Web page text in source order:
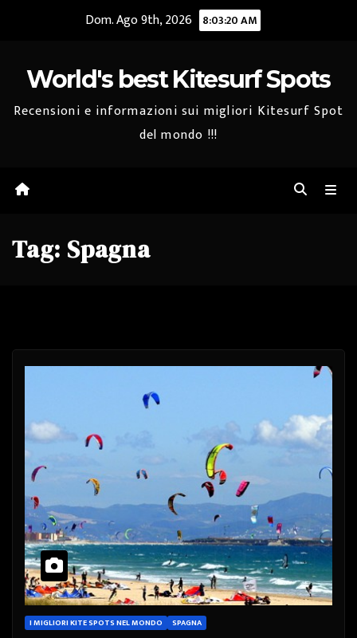
Dom. Ago 9th, 2026 8:03:20 AM
World's best Kitesurf Spots
Recensioni e informazioni sui migliori Kitesurf Spot
del mondo !!!
Tag: Spagna
I MIGLIORI KITE SPOTS NEL MONDO SPAGNA